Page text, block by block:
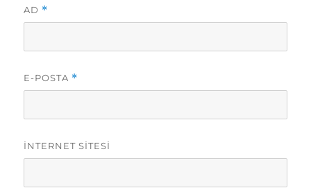
AD *
E-POSTA *
İNTERNET SITESI